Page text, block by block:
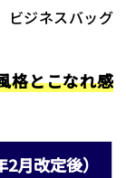
ビジネスバッグ
格とこなれ感
月改定後）